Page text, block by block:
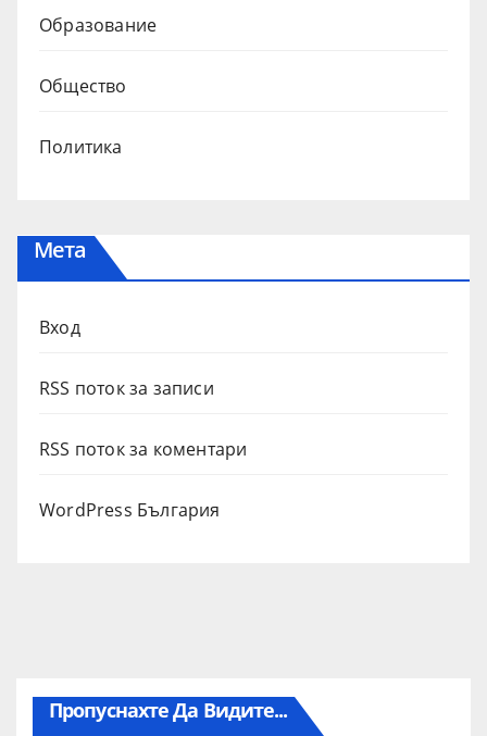
Образование
Общество
Политика
Мета
Вход
RSS поток за записи
RSS поток за коментари
WordPress България
Пропуснахте Да Видите...